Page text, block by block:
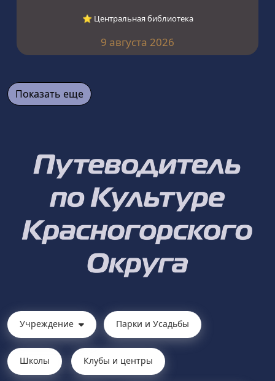
⭐︎ Центральная библиотека
9 августа 2026
Показать еще
Учреждение Парки и Усадьбы
Школы Клубы и центры